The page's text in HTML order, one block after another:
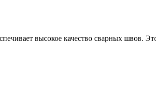
высокое качество сварных швов.